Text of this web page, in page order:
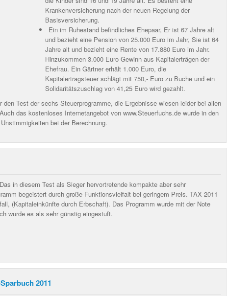
Krankenversicherung nach der neuen Regelung der
Basisversicherung.
Ein im Ruhestand befindliches Ehepaar, Er ist 67 Jahre alt
und bezieht eine Pension von 25.000 Euro im Jahr, Sie ist 64
Jahre alt und bezieht eine Rente von 17.880 Euro im Jahr.
Hinzukommen 3.000 Euro Gewinn aus Kapitalerträgen der
Ehefrau. Ein Gärtner erhält 1.000 Euro, die
Kapitalertragsteuer schlägt mit 750,- Euro zu Buche und ein
Solidaritätszuschlag von 41,25 Euro wird gezahlt.
Test der sechs Steuerprogramme, die Ergebnisse wiesen leider bei allen
das kostenloses Internetangebot von www.Steuerfuchs.de wurde in den
bei der Berechnung.
Das in diesem Test als Sieger hervortretende kompakte aber sehr
begeistert durch große Funktionsvielfalt bei geringem Preis. TAX 2011
(Kapitaleinkünfte durch Erbschaft). Das Programm wurde mit der Note
wurde es als sehr günstig eingestuft.
2011